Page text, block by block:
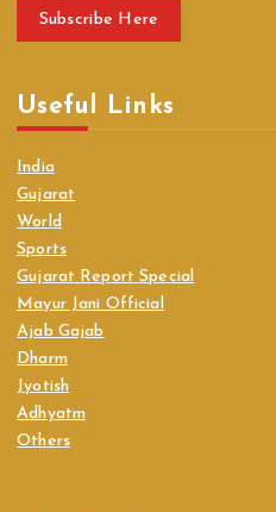
Subscribe Here
Useful Links
India
Gujarat
World
Sports
Gujarat Report Special
Mayur Jani Official
Ajab Gajab
Dharm
Jyotish
Adhyatm
Others